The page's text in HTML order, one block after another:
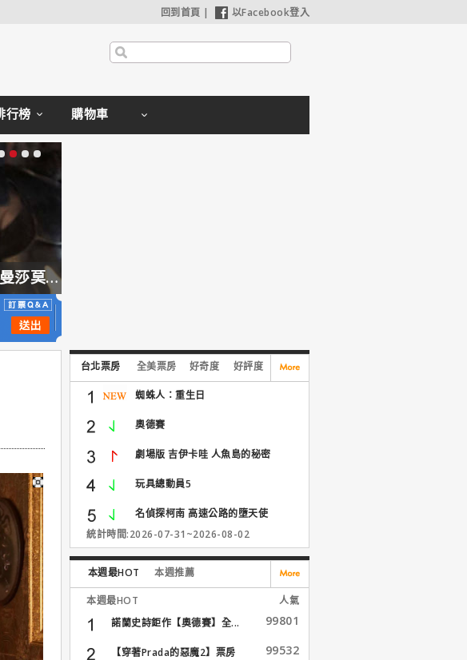
回到首頁 | 以Facebook登入
行榜 購物車
台北票房 全美票房 好奇度 好評度
蜘蛛人：重生日
奧德賽
劇場版 吉伊卡哇 人魚島的秘密
玩具總動員5
名偵探柯南 高速公路的墮天使
統計時間:2026-07-31~2026-08-02
本週最HOT 本週推薦
本週最HOT
人氣
諾蘭史詩鉅作【奧德賽】全...
99801
【穿著Prada的惡魔2】票房
99532